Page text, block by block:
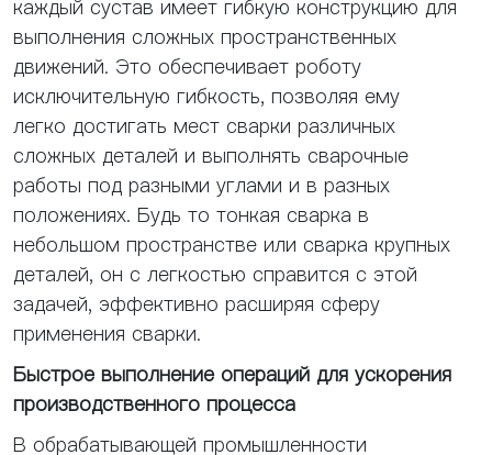
каждый сустав имеет гибкую конструкцию для
выполнения сложных пространственных
движений. Это обеспечивает роботу
исключительную гибкость, позволяя ему
легко достигать мест сварки различных
сложных деталей и выполнять сварочные
работы под разными углами и в разных
положениях. Будь то тонкая сварка в
небольшом пространстве или сварка крупных
деталей, он с легкостью справится с этой
задачей, эффективно расширяя сферу
применения сварки.
Быстрое выполнение операций для ускорения
производственного процесса
В обрабатывающей промышленности